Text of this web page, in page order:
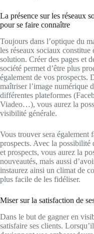
La présence sur les réseaux
pour se faire connaître
Toujours dans l’optique du
les réseaux sociaux constitue
solution. Créer des pages et
société permet d’être plus
également de vos prospects.
maîtriser l’image numérique
différentes plateformes
Viadeo…), vous aurez la
visibilité générale.
Vous trouver sera également
prospects. Avec la
et prospects, vous aurez la
nouveautés, mais aussi
instaurez ainsi un climat de
plus facile de les fidéliser.
Miser sur la satisfaction de
Dans le but de gagner en
satisfaire ses clients.